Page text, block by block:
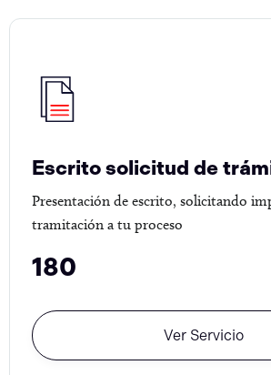
Escrito solicitud de
Presentación de escrito, solicitando
tramitación a tu proceso
180
Ver Servicio